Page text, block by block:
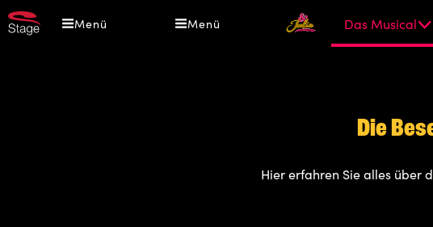
Direkt
zum
Menü Menü
Julia
Musical
Das Musical
Die
Hier erfahren Sie alles über